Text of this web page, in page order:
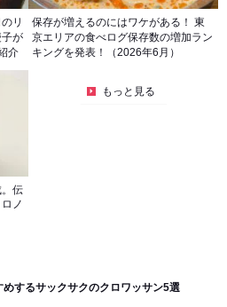
リ
が
介
保存が増えるのにはワケがある！ 東
京エリアの食べログ保存数の増加ラン
キングを発表！（2026年6月）
伝
ノ
もっと見る
するサックサクのクロワッサン5選